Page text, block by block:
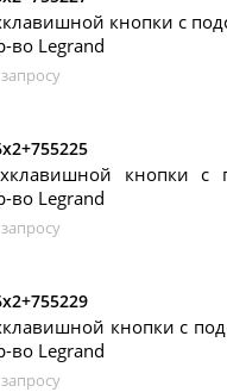
кнопки с
во Legrand
кнопки с
во Legrand
кнопки с
во Legrand